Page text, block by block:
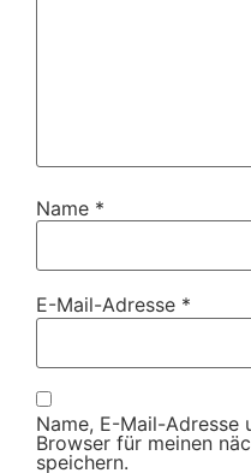
Name *
E-Mail-Adresse *
Name, E-Mail-Adresse
Browser für meinen
speichern.